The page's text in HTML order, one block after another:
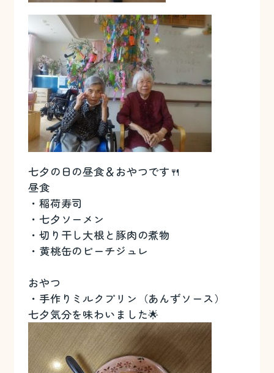
七夕の日の昼食＆おやつです🍴
昼食
・稲荷寿司
・七夕ソーメン
・切り干し大根と豚肉の煮物
・黄桃缶のピーチジュレ
おやつ
・手作りミルクプリン（あんずソース）
七夕気分を味わいました🌟